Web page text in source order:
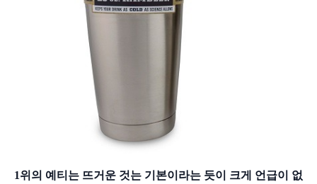
1위의 예티는 뜨거운 것는 기본이라는 듯이 크게 언급이 없